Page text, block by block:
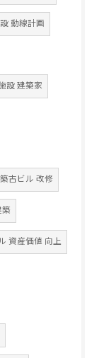
動線計画
設 建築家
築古ビル 改修
資産価値 向上